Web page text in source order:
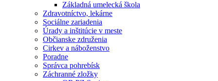
Základná umelecká škola
Zdravotníctvo, lekárne
Sociálne zariadenia
Úrady a inštitúcie v meste
Občianske združenia
Cirkev a náboženstvo
Poradne
Správca pohrebísk
Záchranné zložky